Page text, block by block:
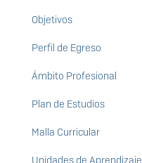
Objetivos
Perfil de Egreso
Ámbito Profesional
Plan de Estudios
Malla Curricular
Unidades de Aprendizaje